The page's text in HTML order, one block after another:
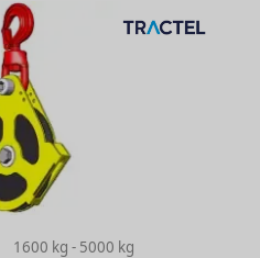
1600 kg - 5000 kg